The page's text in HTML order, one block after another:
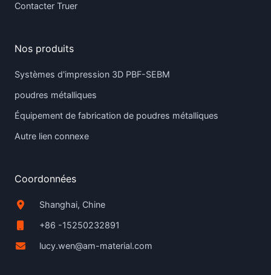
Contacter Truer
Nos produits
Systèmes d'impression 3D PBF-SEBM
poudres métalliques
Équipement de fabrication de poudres métalliques
Autre lien connexe
Coordonnées
Shanghai, Chine
+86 -15250232891
lucy.wen@am-material.com